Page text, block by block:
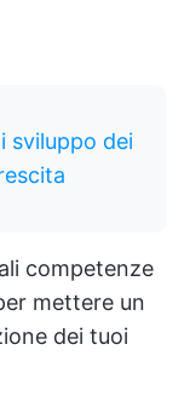
sviluppo dei
competenze
mettere un
dei tuoi